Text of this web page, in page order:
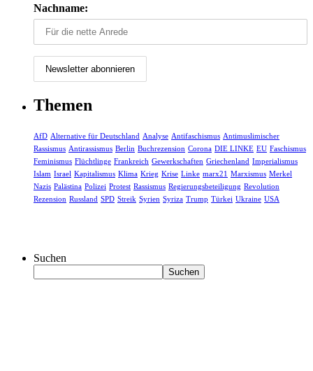
Nachname:
Themen
AfD Alternative für Deutschland Analyse Antifaschismus Antimuslimischer
Rassismus Antirassismus Berlin Buchrezension Corona DIE LINKE EU Faschismus
Feminismus Flüchtlinge Frankreich Gewerkschaften Griechenland Imperialismus
Islam Israel Kapitalismus Klima Krieg Krise Linke marx21 Marxismus Merkel
Nazis Palästina Polizei Protest Rassismus Regierungsbeteiligung Revolution
Rezension Russland SPD Streik Syrien Syriza Trump Türkei Ukraine USA
Suchen
Suchen